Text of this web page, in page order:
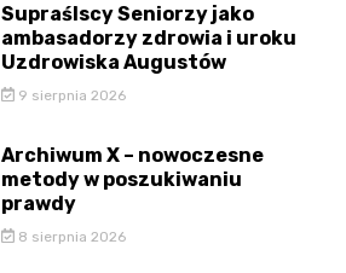
Supraślscy Seniorzy jako
ambasadorzy zdrowia i uroku
Uzdrowiska Augustów
9 sierpnia 2026
Archiwum X – nowoczesne
metody w poszukiwaniu
prawdy
8 sierpnia 2026